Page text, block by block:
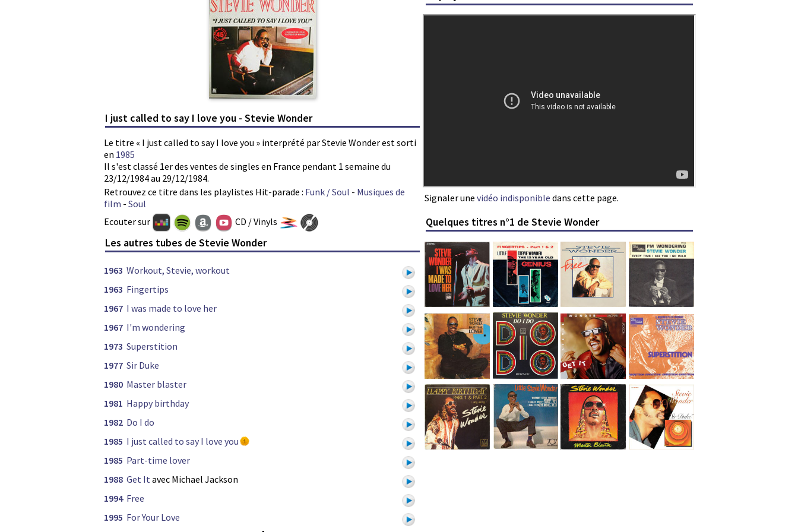
I just called to say I love you - Stevie Wonder
Le titre « I just called to say I love you » interprété par Stevie Wonder est sorti
en 1985
Il s'est classé 1er des ventes de singles en France pendant 1 semaine du
23/12/1984 au 29/12/1984.
Retrouvez ce titre dans les playlistes Hit-parade : Funk / Soul - Musiques de
film - Soul
Signaler une vidéo indisponible dans cette page.
Ecouter sur CD / Vinyls
Les autres tubes de Stevie Wonder
1963 Workout, Stevie, workout
1963 Fingertips
1967 I was made to love her
1967 I'm wondering
1973 Superstition
1977 Sir Duke
1980 Master blaster
1981 Happy birthday
1982 Do I do
1985 I just called to say I love you
1985 Part-time lover
1988 Get It avec Michael Jackson
1994 Free
1995 For Your Love
Quelques titres n°1 de Stevie Wonder